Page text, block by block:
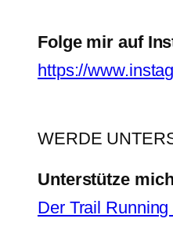
Folge mir auf
https://
WERDE
Unterstütze
Der Trail